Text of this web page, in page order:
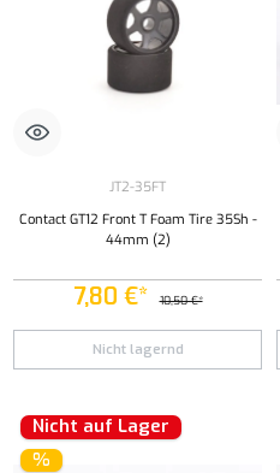
JT2-35FT
Contact GT12 Front T Foam Tire 35Sh -
44mm (2)
7,80 €* 10,50 €*
Nicht lagernd
Nicht auf Lager
%